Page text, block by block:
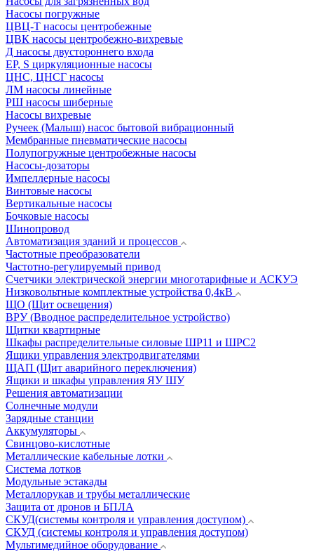
Насосы погружные
ЦВЦ-Т насосы центробежные
ЦВК насосы центробежно-вихревые
Д насосы двустороннего входа
EP, S циркуляционные насосы
ЦНС, ЦНСГ насосы
ЛМ насосы линейные
РШ насосы шиберные
Насосы вихревые
Ручеек (Малыш) насос бытовой вибрационный
Мембранные пневматические насосы
Полупогружные центробежные насосы
Насосы-дозаторы
Импеллерные насосы
Винтовые насосы
Вертикальные насосы
Бочковые насосы
Шинопровод
Автоматизация зданий и процессов
Частотные преобразователи
Частотно-регулируемый привод
Счетчики электрической энергии многотарифные и АСКУЭ
Низковольтные комплектные устройства 0,4кВ
ЩО (Щит освещения)
ВРУ (Вводное распределительное устройство)
Щитки квартирные
Шкафы распределительные силовые ШР11 и ШРС2
Ящики управления электродвигателями
ЩАП (Щит аварийного переключения)
Ящики и шкафы управления ЯУ ШУ
Решения автоматизации
Солнечные модули
Зарядные станции
Аккумуляторы
Свинцово-кислотные
Металлические кабельные лотки
Система лотков
Модульные эстакады
Металлорукав и трубы металлические
Защита от дронов и БПЛА
СКУД(системы контроля и управления доступом)
СКУД (системы контроля и управления доступом)
Мультимедийное оборудование